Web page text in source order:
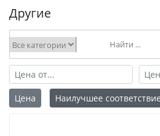
Другие
Цена Наилучшее соответствие